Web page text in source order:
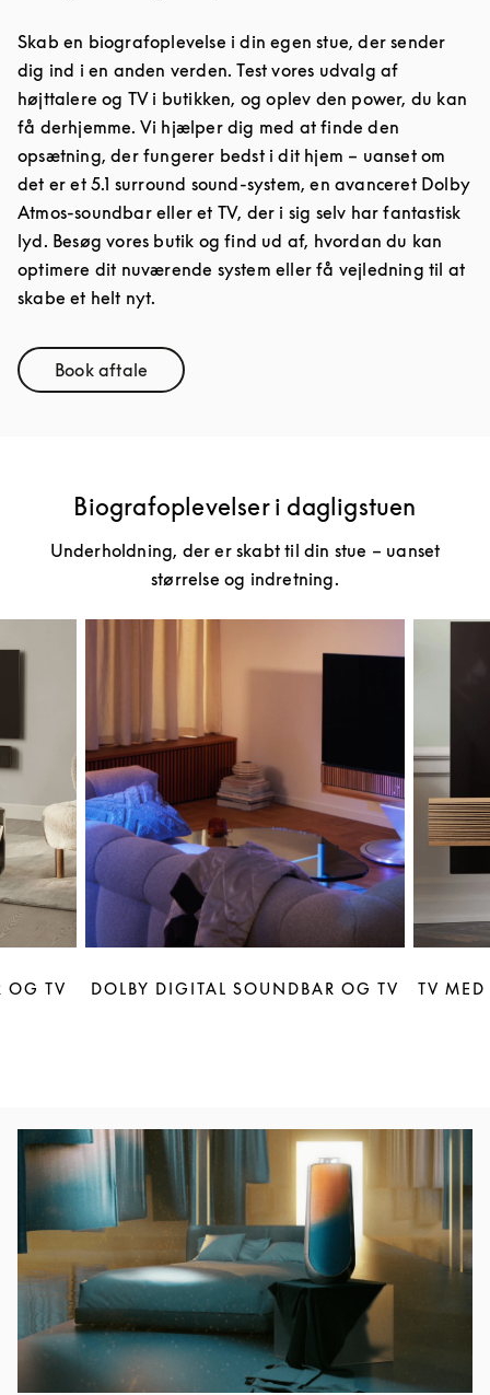
Skab en biografoplevelse i din egen stue, der sender
dig ind i en anden verden. Test vores udvalg af
højttalere og TV i butikken, og oplev den power, du kan
få derhjemme. Vi hjælper dig med at finde den
opsætning, der fungerer bedst i dit hjem – uanset om
det er et 5.1 surround sound-system, en avanceret Dolby
Atmos-soundbar eller et TV, der i sig selv har fantastisk
lyd. Besøg vores butik og find ud af, hvordan du kan
optimere dit nuværende system eller få vejledning til at
skabe et helt nyt.
Book aftaleLink Opens in New Tab
Biografoplevelser i dagligstuen
Underholdning, der er skabt til din stue – uanset
størrelse og indretning.
OG TV DOLBY DIGITAL SOUNDBAR OG TV TV MED
Event-billede